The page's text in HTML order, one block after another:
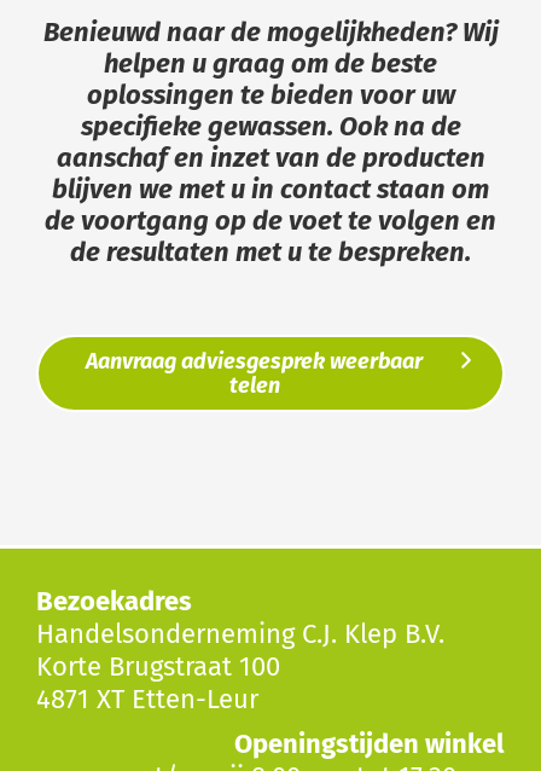
Benieuwd naar de mogelijkheden? Wij
helpen u graag om de beste
oplossingen te bieden voor uw
specifieke gewassen. Ook na de
aanschaf en inzet van de producten
blijven we met u in contact staan om
de voortgang op de voet te volgen en
de resultaten met u te bespreken.
Aanvraag adviesgesprek weerbaar
telen
Bezoekadres
Handelsonderneming C.J. Klep B.V.
Korte Brugstraat 100
4871 XT Etten-Leur
Openingstijden winkel